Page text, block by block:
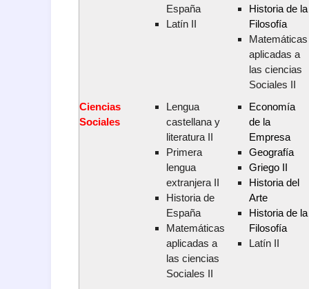
España
Latín II
Historia de la
Filosofía
Matemáticas
aplicadas a
las ciencias
Sociales II
Ciencias
Sociales
Lengua
castellana y
literatura II
Primera
lengua
extranjera II
Historia de
España
Matemáticas
aplicadas a
las ciencias
Sociales II
Economía
de la
Empresa
Geografía
Griego II
Historia del
Arte
Historia de la
Filosofía
Latín II